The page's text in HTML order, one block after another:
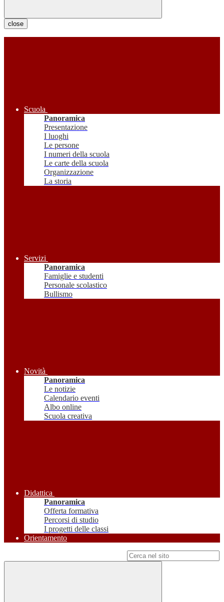
close
Scuola
Panoramica
Presentazione
I luoghi
Le persone
I numeri della scuola
Le carte della scuola
Organizzazione
La storia
Servizi
Panoramica
Famiglie e studenti
Personale scolastico
Bullismo
Novità
Panoramica
Le notizie
Calendario eventi
Albo online
Scuola creativa
Didattica
Panoramica
Offerta formativa
Percorsi di studio
I progetti delle classi
Orientamento